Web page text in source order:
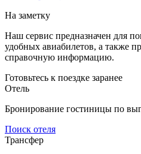
На заметку
Наш сервис предназначен для
удобных авиабилетов, а также
справочную информацию.
Готовьтесь к поездке заранее
Отель
Бронирование гостиницы по
Поиск отеля
Трансфер